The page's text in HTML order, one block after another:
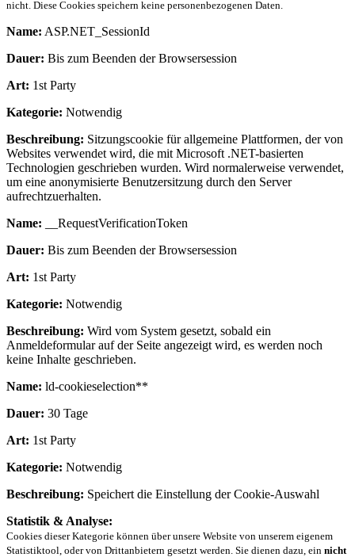
nicht. Diese Cookies speichern keine personenbezogenen Daten.
Name: ASP.NET_SessionId
Dauer: Bis zum Beenden der Browsersession
Art: 1st Party
Kategorie: Notwendig
Beschreibung: Sitzungscookie für allgemeine Plattformen, der von
Websites verwendet wird, die mit Microsoft .NET-basierten
Technologien geschrieben wurden. Wird normalerweise verwendet,
um eine anonymisierte Benutzersitzung durch den Server
aufrechtzuerhalten.
Name: __RequestVerificationToken
Dauer: Bis zum Beenden der Browsersession
Art: 1st Party
Kategorie: Notwendig
Beschreibung: Wird vom System gesetzt, sobald ein
Anmeldeformular auf der Seite angezeigt wird, es werden noch
keine Inhalte geschrieben.
Name: ld-cookieselection**
Dauer: 30 Tage
Art: 1st Party
Kategorie: Notwendig
Beschreibung: Speichert die Einstellung der Cookie-Auswahl
Statistik & Analyse:
Cookies dieser Kategorie können über unsere Website von unserem eigenem
Statistiktool, oder von Drittanbietern gesetzt werden. Sie dienen dazu, ein nicht